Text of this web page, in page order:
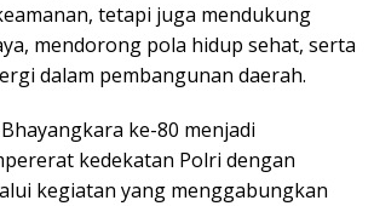
tetapi juga mendukung
mendorong pola hidup sehat, serta
dalam pembangunan daerah.
ke-80 menjadi
kedekatan Polri dengan
kegiatan yang menggabungkan